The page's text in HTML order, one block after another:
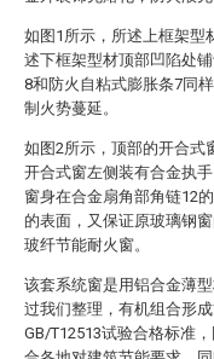
如图1所示，所述上框架型
述下框架型材顶部凹陷处
8和防火自粘式膨胀条7同
制火势蔓延。
如图2所示，顶部的开合式
开合式窗左侧装有合金执
窗身在合金扇角部角链12
的表面，又保证原玻璃钢
玻纤节能耐火窗。
该套系统窗是用铝合金薄
过我们整理，有机组合形
GB/T12513试验合格标准